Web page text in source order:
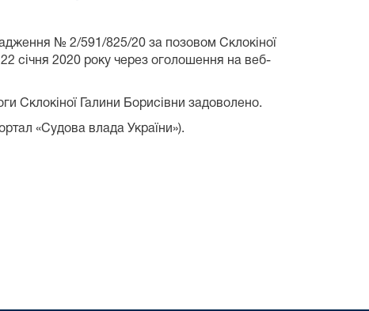
№ 2/591/825/20 за позовом Склокіної
січня 2020 року через оголошення на веб-
Склокіної Галини Борисівни задоволено.
«Судова влада України»).